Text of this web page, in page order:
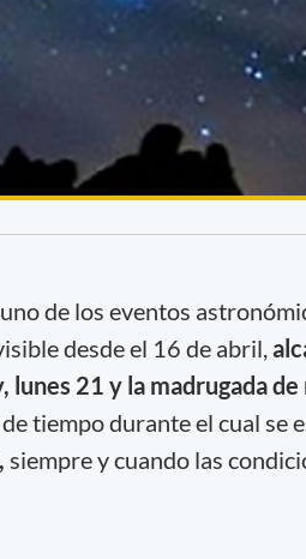
uno de los eventos
desde el 16 de abril,
21 y la madrugada de
tiempo durante el cual se
siempre y cuando las